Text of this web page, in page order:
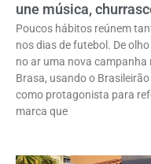
une música,
Poucos hábitos reúnem
nos dias de futebol. De
no ar uma nova campanha
Brasa, usando o
como protagonista para
marca que